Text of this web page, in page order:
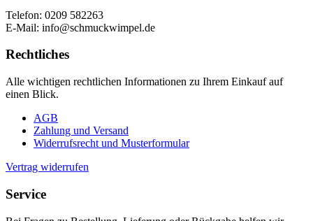
Telefon: 0209 582263
E-Mail: info@schmuckwimpel.de
Rechtliches
Alle wichtigen rechtlichen Informationen zu Ihrem Einkauf auf
einen Blick.
AGB
Zahlung und Versand
Widerrufsrecht und Musterformular
Vertrag widerrufen
Service